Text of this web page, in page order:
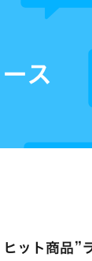
ス
ット商品”